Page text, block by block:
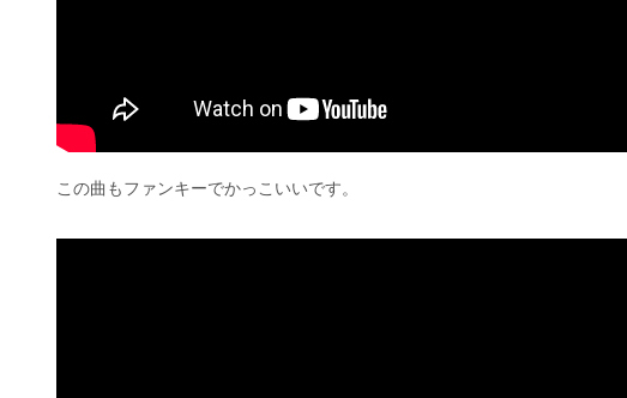
この曲もファンキーでかっこいいです。